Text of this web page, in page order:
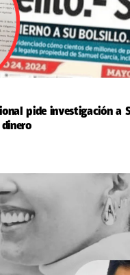
pide investigación a